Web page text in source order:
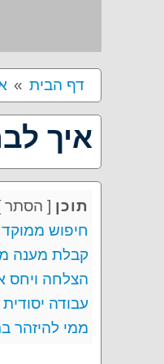
דף הבית
איך
תוכן [ הסתר ]
חיפוש
קבלת מענה
הצלחה ויחס
עבודה
ממי להיזהר